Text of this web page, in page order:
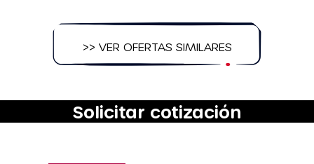
>> VER OFERTAS SIMILARES
Solicitar cotización